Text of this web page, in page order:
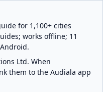
for 1,100+ cities
works offline; 11
Ltd. When
them to the Audiala app